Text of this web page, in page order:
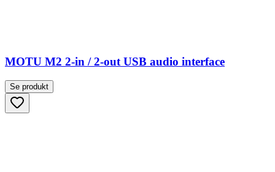
MOTU M2 2-in / 2-out USB audio interface
Se produkt